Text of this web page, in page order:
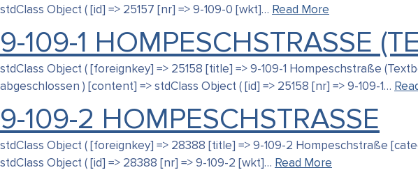
stdClass Object ( [id] => 25157 [nr] => 9-109-0 [wkt]… Read More
9-109-1 HOMPESCHSTRASSE
stdClass Object ( [foreignkey] => 25158 [title] => 9-109-1 Hompeschstraße
abgeschlossen ) [content] => stdClass Object ( [id] => 25158 [nr] => 9-109-1…
9-109-2 HOMPESCHSTRASSE
stdClass Object ( [foreignkey] => 28388 [title] => 9-109-2 Hompeschstraße
stdClass Object ( [id] => 28388 [nr] => 9-109-2 [wkt]… Read More